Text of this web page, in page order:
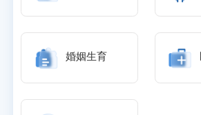
婚姻生育